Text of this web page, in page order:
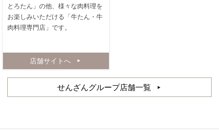
とろたん」の他、様々な肉料理を
お楽しみいただける「牛たん・牛
肉料理専門店」です。
店舗サイトへ
せんざんグループ店舗一覧